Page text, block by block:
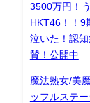
3500万円！
HKT46！！9
泣いた！認
賛！公開中
魔法熟女/美
ッフルステ